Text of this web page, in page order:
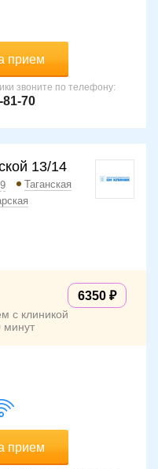
прием
звоните по телефону:
81-70
13/14
Таганская
6350
с клиникой
минут
прием